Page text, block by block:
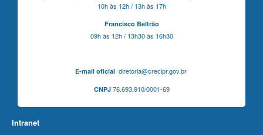
10h às 12h / 13h às 17h
Francisco Beltrão
09h às 12h / 13h30 às 16h30
E-mail oficialdiretoria@crecipr.gov.br
CNPJ76.693.910/0001-69
Intranet